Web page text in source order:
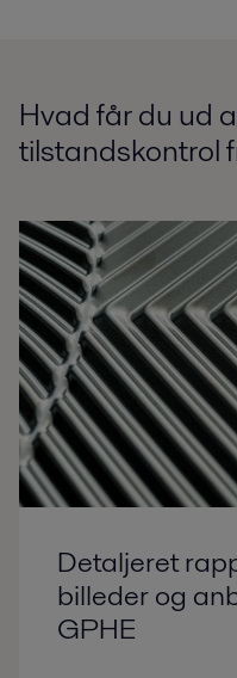
Hvad får du ud
tilstandskontrol
Detaljeret
billeder og
GPHE